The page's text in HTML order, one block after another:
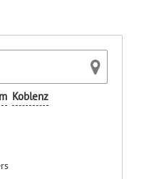
Koblenz